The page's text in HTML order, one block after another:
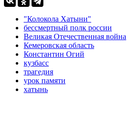
"Колокола Хатыни"
бессмертный полк россии
Великая Отечественная война
Кемеровская область
Константин Огий
кузбасс
трагедия
урок памяти
хатынь